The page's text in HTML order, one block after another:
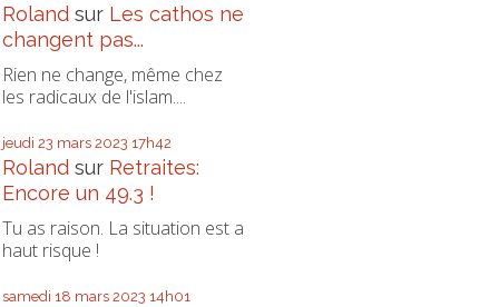
Roland sur Les cathos ne
changent pas...
Rien ne change, même chez
les radicaux de l'islam....
jeudi 23 mars 2023 17h42
Roland sur Retraites:
Encore un 49.3 !
Tu as raison. La situation est a
haut risque !
samedi 18 mars 2023 14h01